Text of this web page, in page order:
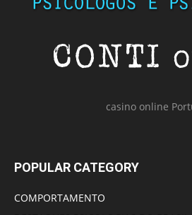
casino online
POPULAR CATEGORY
COMPORTAMENTO